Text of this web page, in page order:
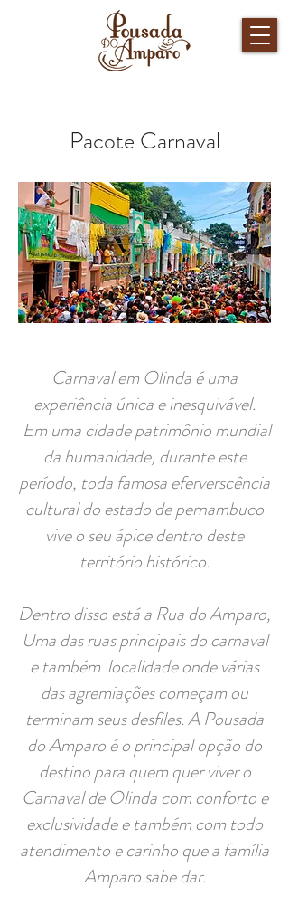
Pacote Carnaval
Carnaval em Olinda é uma
experiência única e inesquivável.
Em uma cidade patrimônio mundial
da humanidade, durante este
período, toda famosa eferverscência
cultural do estado de pernambuco
vive o seu ápice dentro deste
território histórico.
Dentro disso está a Rua do Amparo,
Uma das ruas principais do carnaval
e também localidade onde várias
das agremiações começam ou
terminam seus desfiles. A Pousada
do Amparo é o principal opção do
destino para quem quer viver o
Carnaval de Olinda com conforto e
exclusividade e também com todo
atendimento e carinho que a família
Amparo sabe dar.